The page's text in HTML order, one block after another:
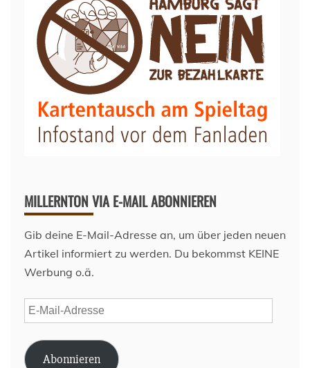
MILLERNTON VIA E-MAIL ABONNIEREN
Gib deine E-Mail-Adresse an, um über jeden neuen
Artikel informiert zu werden. Du bekommst KEINE
Werbung o.ä.
E-
Mail-
Adresse
Abonnieren